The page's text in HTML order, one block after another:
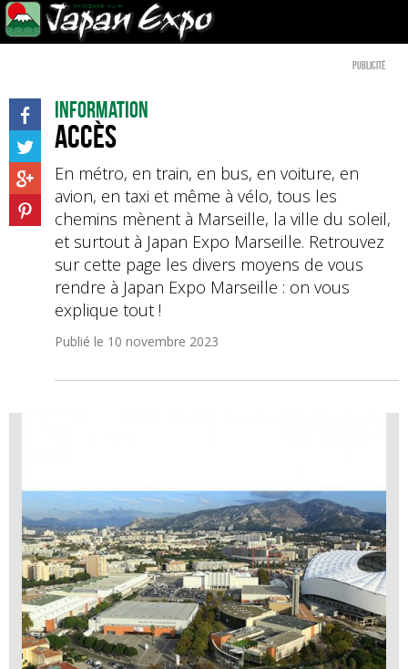
Publicité
Information
Accès
En métro, en train, en bus, en voiture, en
avion, en taxi et même à vélo, tous les
chemins mènent à Marseille, la ville du soleil,
et surtout à Japan Expo Marseille. Retrouvez
sur cette page les divers moyens de vous
rendre à Japan Expo Marseille : on vous
explique tout !
Publié le 10 novembre 2023